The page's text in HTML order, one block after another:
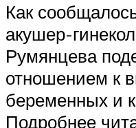
Как
акушер-
Румянцева
отношением к
беременных и
Подробнее